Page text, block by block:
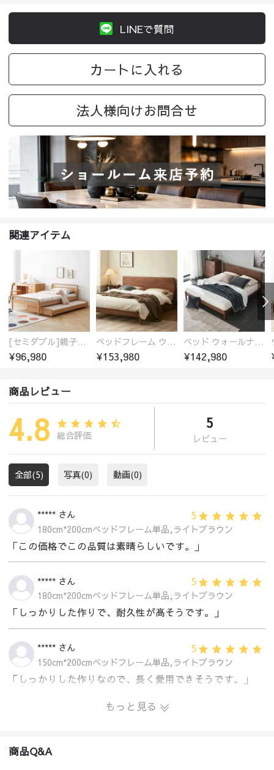
LINEで質問
カートに入れる
法人様向けお問合せ
関連アイテム
[セミダブル]親子ベッド 木製 ブナ材 無垢材100%
¥96,980
ベッドフレーム ウォールナット無垢材 高品質塗装
¥153,980
ベッド ウォールナットフレーム 通気性 ベッドフレーム すのこ ベッド 木製 ダブル おしゃれ 150*200cm 180*200cm スノコベッド
¥142,980
商品レビュー
4.8 総合評価
5
レビュー
全部(5) 写真(0) 動画(0)
***** さん 5
180cm*200cmベッドフレーム単品,ライトブラウン
「この価格でこの品質は素晴らしいです。」
***** さん 5
180cm*200cmベッドフレーム単品,ライトブラウン
「しっかりした作りで、耐久性が高そうです。」
***** さん 5
150cm*200cmベッドフレーム単品,ライトブラウン
「しっかりした作りなので、長く愛用できそうです。」
もっと見る
商品Q&A